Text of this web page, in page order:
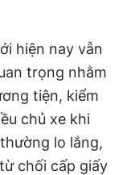
biết
quảng cáo
hiện nay vẫn
trọng nhằm
tiện, kiểm
chủ xe khi
lo lắng,
chối cấp giấy